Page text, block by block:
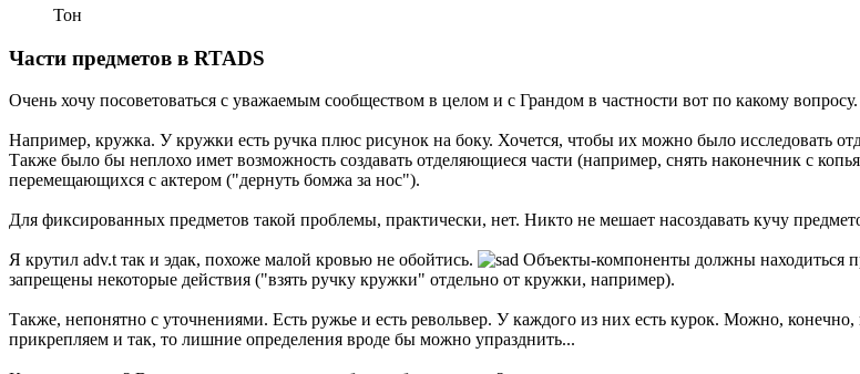
Тон
Части предметов в RTADS
Очень хочу посоветоваться с уважаемым сообществом в целом и с Грандом в частности вот по какому
Например, кружка. У кружки есть ручка плюс рисунок на боку. Хочется, чтобы их можно было исследовать
Также было бы неплохо имет возможность создавать отделяющиеся части (например, снять наконечник с
перемещающихся с актером ("дернуть бомжа за нос").
Для фиксированных предметов такой проблемы, практически, нет. Никто не мешает насоздавать кучу
Я крутил adv.t так и эдак, похоже малой кровью не обойтись.
Объекты-компоненты должны находиться
запрещены некоторые действия ("взять ручку кружки" отдельно от кружки, например).
Также, непонятно с уточнениями. Есть ружье и есть револьвер. У каждого из них есть курок. Можно,
прикрепляем и так, то лишние определения вроде бы можно упразднить...